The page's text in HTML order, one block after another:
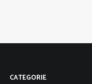
CATEGORIE